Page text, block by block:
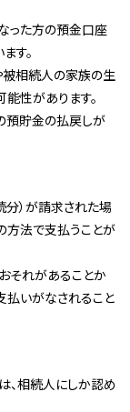
った方の預金口座
す。
被相続人の家族の生
性があります。
預貯金の払戻しが
）が請求された場
方法で支払うことが
それがあることか
払いがなされること
、相続人にしか認め